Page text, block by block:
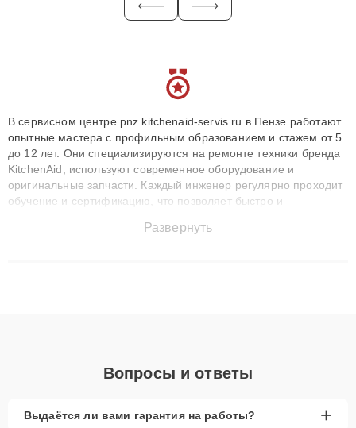
В сервисном центре pnz.kitchenaid-servis.ru в Пензе работают
опытные мастера с профильным образованием и стажем от 5
до 12 лет. Они специализируются на ремонте техники бренда
KitchenAid, используют современное оборудование и
оригинальные запчасти. Каждый инженер регулярно проходит
обучение и сертификацию, что позволяет быстро и
сохранением гарантии до 3 лет. Наши мастера решают
Развернуть
Вопросы и ответы
Выдаётся ли вами гарантия на работы? +